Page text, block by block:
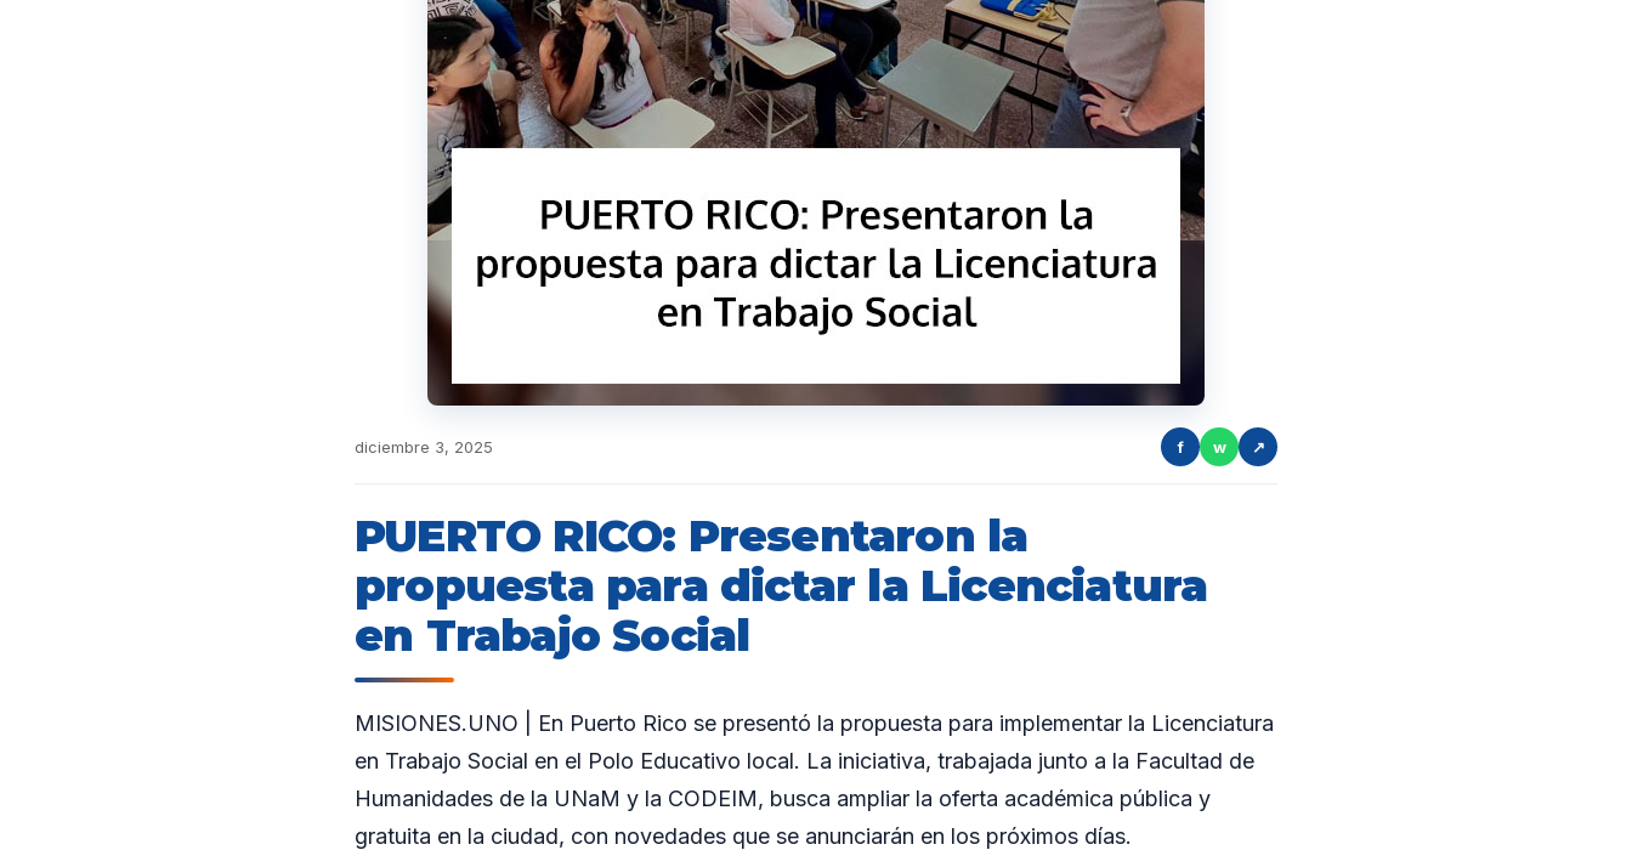
diciembre 3, 2025 f w ↗
PUERTO RICO: Presentaron la
propuesta para dictar la Licenciatura
en Trabajo Social
MISIONES.UNO | En Puerto Rico se presentó la propuesta para implementar la Licenciatura
en Trabajo Social en el Polo Educativo local. La iniciativa, trabajada junto a la Facultad de
Humanidades de la UNaM y la CODEIM, busca ampliar la oferta académica pública y
gratuita en la ciudad, con novedades que se anunciarán en los próximos días.